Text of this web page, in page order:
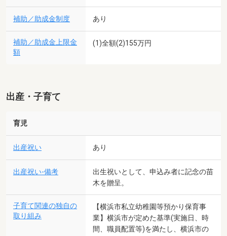
補助／助成金制度 あり
補助／助成金上限金
額
(1)全額(2)155万円
出産・子育て
育児
出産祝い あり
出産祝い-備考
出生祝いとして、申込み者に記念の苗
木を贈呈。
子育て関連の独自の
取り組み
【横浜市私立幼稚園等預かり保育事
業】横浜市が定めた基準(実施日、時
間、職員配置等)を満たし、横浜市の